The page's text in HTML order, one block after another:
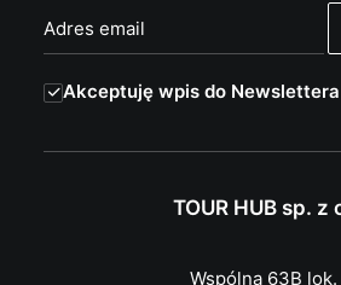
Akceptuję wpis do Newslettera
TOUR HUB sp. z
Wspólna 63B lok.